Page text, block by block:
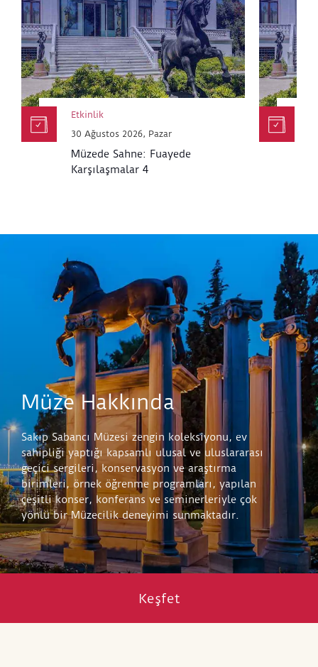
Etkinlik
30 Ağustos 2026, Pazar
Müzede Sahne: Fuayede
Karşılaşmalar 4
Müze Hakkında
Sakıp Sabancı Müzesi zengin koleksiyonu, ev
sahipliği yaptığı kapsamlı ulusal ve uluslararası
geçici sergileri, konservasyon ve araştırma
birimleri, örnek öğrenme programları, yapılan
çeşitli konser, konferans ve seminerleriyle çok
yönlü bir Müzecilik deneyimi sunmaktadır.
Keşfet